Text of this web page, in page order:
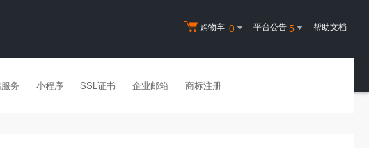
购物车 0 平台公告5 帮助文档
务 小程序 SSL证书 企业邮箱 商标注册